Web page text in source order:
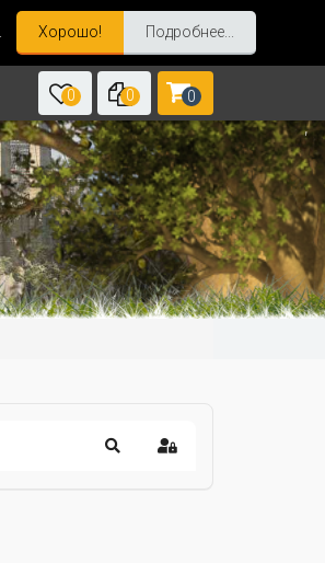
Хорошо! Подробнее...
0 0 0